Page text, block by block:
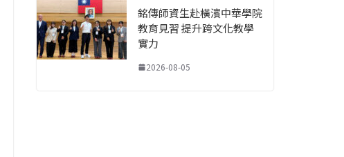
銘傳師資生赴橫濱中華學院
教育見習 提升跨文化教學
實力
2026-08-05